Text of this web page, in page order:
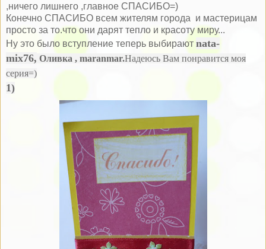
,ничего лишнего ,главное СПАСИБО=)
Конечно СПАСИБО всем жителям города и мастерицам
просто за то.что они дарят тепло и красоту миру...
Ну это было вступление теперь выбирают nata-
mix76, Оливка , maranmar.Надеюсь Вам понравится моя
серия=)
1)